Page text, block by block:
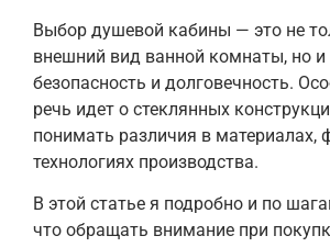
Выбор душевой кабины — это не
внешний вид ванной комнаты, но и
безопасность и долговечность.
речь идет о стеклянных
понимать различия в материалах,
технологиях производства.
В этой статье я подробно и по
что обращать внимание при